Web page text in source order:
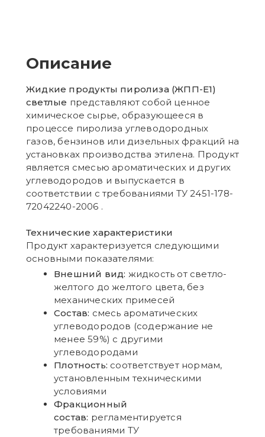
Описание
Жидкие продукты пиролиза (ЖПП-Е1)
светлые представляют собой ценное
химическое сырье, образующееся в
процессе пиролиза углеводородных
газов, бензинов или дизельных фракций на
установках производства этилена. Продукт
является смесью ароматических и других
углеводородов и выпускается в
соответствии с требованиями ТУ 2451-178-
72042240-2006 .
Технические характеристики
Продукт характеризуется следующими
основными показателями:
Внешний вид: жидкость от светло-
желтого до желтого цвета, без
механических примесей
Состав: смесь ароматических
углеводородов (содержание не
менее 59%) с другими
углеводородами
Плотность: соответствует нормам,
установленным техническими
условиями
Фракционный
состав: регламентируется
требованиями ТУ